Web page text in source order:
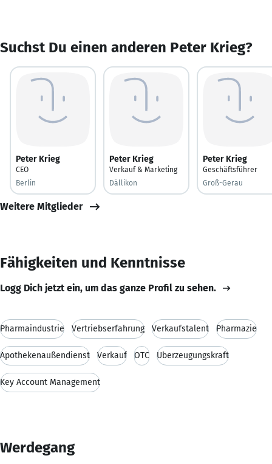
Suchst Du einen anderen Peter Krieg?
Peter Krieg
CEO
Berlin
Peter Krieg
Verkauf & Marketing
Dällikon
Peter Krieg
Geschäftsführer
Groß-Gerau
Weitere Mitglieder
Fähigkeiten und Kenntnisse
Logg Dich jetzt ein, um das ganze Profil zu sehen.
Pharmaindustrie Vertriebserfahrung Verkaufstalent Pharmazie
Apothekenaußendienst Verkauf OTC Überzeugungskraft
Key Account Management
Werdegang